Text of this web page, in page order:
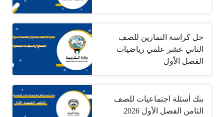
حل كراسة التمارين للصف
الثاني عشر علمي رياضيات
الفصل الأول
بنك أسئلة اجتماعيات للصف
الثامن الفصل الأول 2026